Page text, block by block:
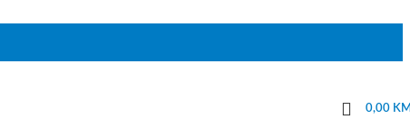
0,00